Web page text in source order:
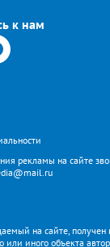
к нам
рекламы на сайте
на сайте,
или иного объекта